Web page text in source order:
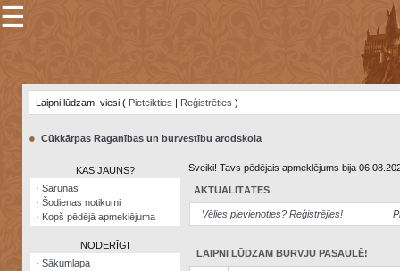
×
Šodienas
notikumi
☰
Laipni lūdzam, viesi ( Pieteikties | Reģistrēties )
● Cūkkārpas Raganības un burvestību arodskola
KAS JAUNS?
· Sarunas
· Šodienas notikumi
· Kopš pēdējā apmeklējuma
NODERĪGI
· Sākumlapa
Sveiki! Tavs pēdējais apmeklējums bija
AKTUALITĀTES
Vēlies pievienoties? Reģistrējies!
LAIPNI LŪDZAM BURVJU PASAULĒ!